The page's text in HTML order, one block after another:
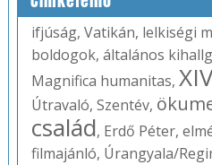
ifjúság, Vatikán, lelkiségi
boldogok, általános
Magnifica humanitas,
Útravaló, Szentév,
család, Erdő Péter,
filmajánló, Úrangyala/